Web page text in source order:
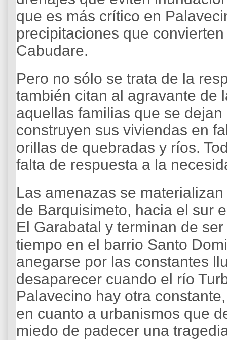
que es más crítico en
precipitaciones que
Cabudare.
Pero no sólo se trata de la
también citan al agravante de
aquellas familias que se
construyen sus viviendas en
orillas de quebradas y ríos.
falta de respuesta a la
Las amenazas se
de Barquisimeto, hacia el sur
El Garabatal y terminan de
tiempo en el barrio Santo
anegarse por las constantes
desaparecer cuando el río
Palavecino hay otra
en cuanto a urbanismos que
miedo de padecer una